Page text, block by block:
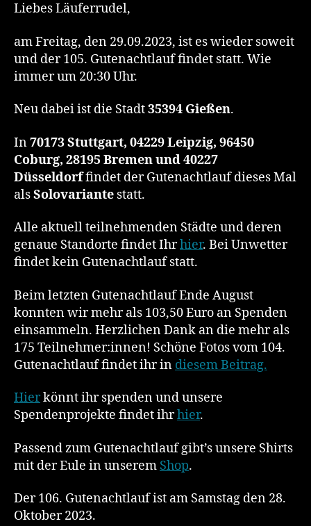
Liebes Läuferrudel,
am Freitag, den 29.09.2023, ist es wieder soweit
und der 105. Gutenachtlauf findet statt. Wie
immer um 20:30 Uhr.
Neu dabei ist die Stadt35394 Gießen.
In70173 Stuttgart, 04229 Leipzig, 96450
Coburg, 28195 Bremen und 40227
Düsseldorffindet der Gutenachtlauf dieses Mal
alsSolovariante statt.
Alle aktuell teilnehmenden Städte und deren
genaue Standorte findet Ihrhier. Bei Unwetter
findet kein Gutenachtlauf statt.
Beim letzten Gutenachtlauf Ende August
konnten wir mehr als 103,50 Euro an Spenden
einsammeln. Herzlichen Dank an die mehr als
175 Teilnehmer:innen! Schöne Fotos vom 104.
Gutenachtlauf findet ihr in diesem Beitrag.
Hierkönnt ihr spenden und unsere
Spendenprojekte findet ihrhier.
Passend zum Gutenachtlauf gibt’s unsere Shirts
mit der Eule in unserem Shop.
Der 106. Gutenachtlauf ist am Samstag den 28.
Oktober 2023.